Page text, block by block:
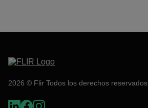
2026 © Flir Todos los derechos reservados.